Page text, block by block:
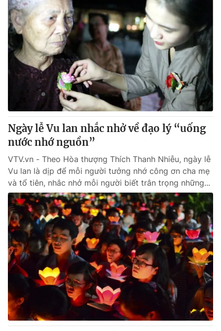
Ngày lễ Vu lan nhắc nhở về đạo lý “uống
nước nhớ nguồn”
VTV.vn - Theo Hòa thượng Thích Thanh Nhiễu, ngày lễ
Vu lan là dịp để mỗi người tưởng nhớ công ơn cha mẹ
và tổ tiên, nhắc nhở mỗi người biết trân trọng những...